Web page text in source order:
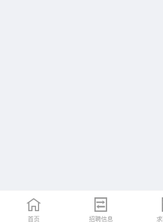
首页 招聘信息